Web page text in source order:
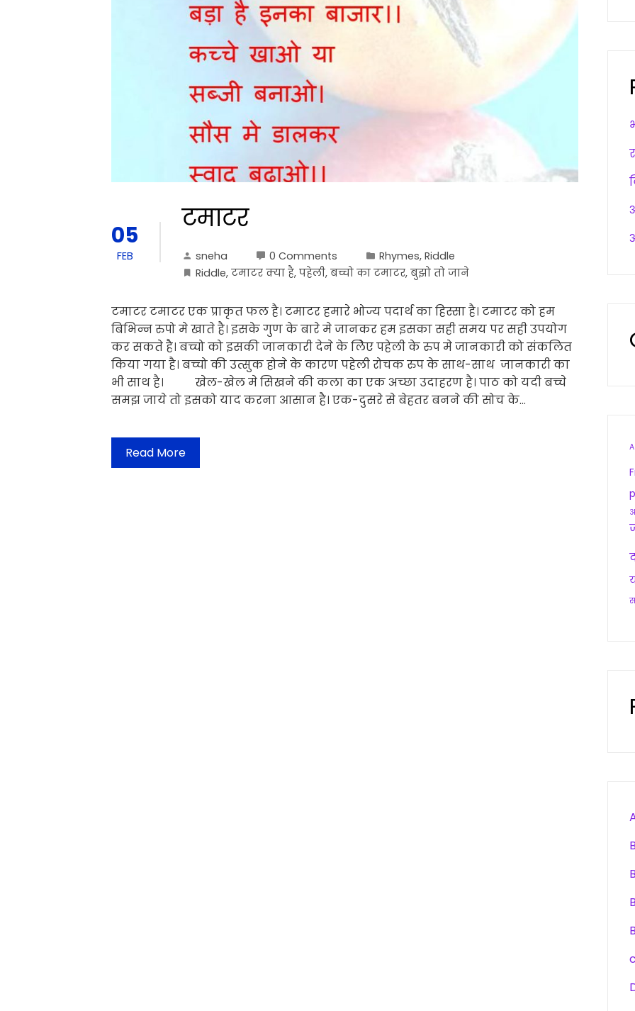
05
FEB
टमाटर
sneha 0 Comments Rhymes, Riddle
Riddle, टमाटर क्या है, पहेली, बच्चो का टमाटर, बुझो तो जाने
टमाटर टमाटर एक प्राकृत फल है। टमाटर हमारे भोज्य पदार्थ का हिस्सा है। टमाटर को हम
बिभिन्न रुपो मे खाते है। इसके गुण के बारे मे जानकर हम इसका सही समय पर सही उपयोग
कर सकते है। बच्चो को इसकी जानकारी देने के लिेए पहेली के रुप मे जानकारी को संकलित
किया गया है। बच्चो की उत्सुक होने के कारण पहेली रोचक रुप के साथ-साथ जानकारी का
भी साथ है। खेल-खेल मे सिखने की कला का एक अच्छा उदाहरण है। पाठ को यदी बच्चे
समझ जाये तो इसको याद करना आसान है। एक-दुसरे से बेहतर बनने की सोच के…
Read More